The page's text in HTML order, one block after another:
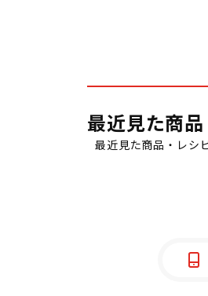
最近見た商
最近見た商品・レシ